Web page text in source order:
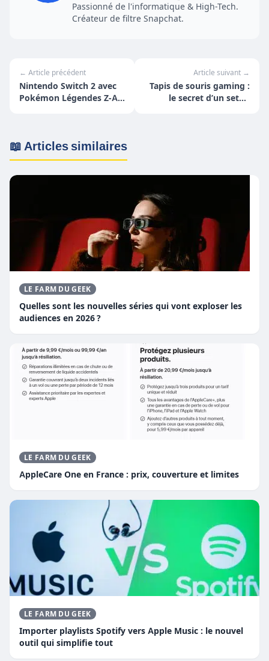
Passionné de l'informatique & High-Tech.
Créateur de filtre Snapchat.
← Article précédent
Nintendo Switch 2 avec
Pokémon Légendes Z‑A :
Article suivant →
Tapis de souris gaming :
le secret d’un setup
📖 Articles similaires
LE FARM DU GEEK
Quelles sont les nouvelles séries qui vont exploser les
audiences en 2026 ?
LE FARM DU GEEK
AppleCare One en France : prix, couverture et limites
LE FARM DU GEEK
Importer playlists Spotify vers Apple Music : le nouvel
outil qui simplifie tout